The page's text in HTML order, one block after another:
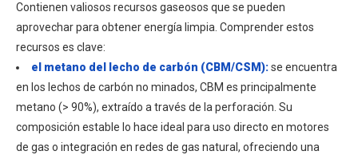
Contienen valiosos recursos gaseosos que se pueden
aprovechar para obtener energía limpia. Comprender estos
recursos es clave:
el metano del lecho de carbón (CBM/CSM):se encuentra
en los lechos de carbón no minados, CBM es principalmente
metano (> 90%), extraído a través de la perforación. Su
composición estable lo hace ideal para uso directo en motores
de gas o integración en redes de gas natural, ofreciendo una